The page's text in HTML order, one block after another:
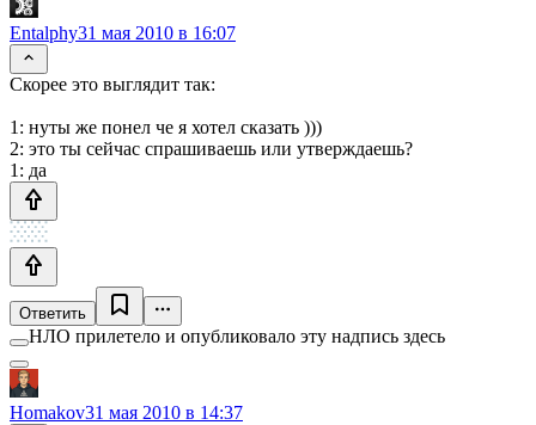
Entalphy31 мая 2010 в 16:07
Скорее это выглядит так:
1: нуты же понел че я хотел сказать )))
2: это ты сейчас спрашиваешь или утверждаешь?
1: да
Ответить
НЛО прилетело и опубликовало эту надпись здесь
Homakov31 мая 2010 в 14:37